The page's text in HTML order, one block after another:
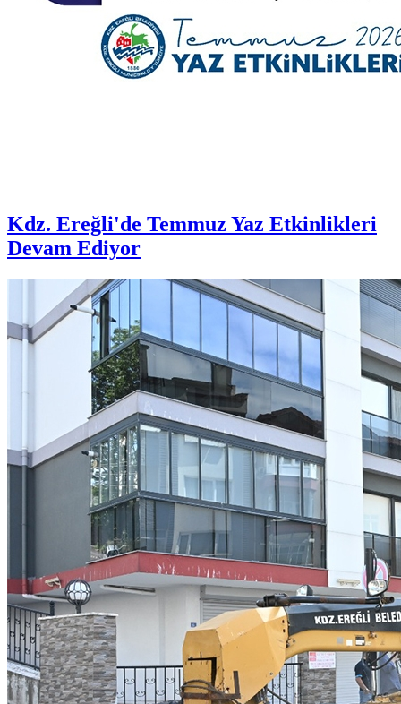
Kdz. Ereğli'de Temmuz Yaz Etkinlikleri
Devam Ediyor